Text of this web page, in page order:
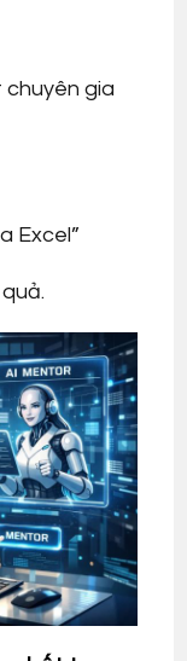
chuyên gia
Excel”